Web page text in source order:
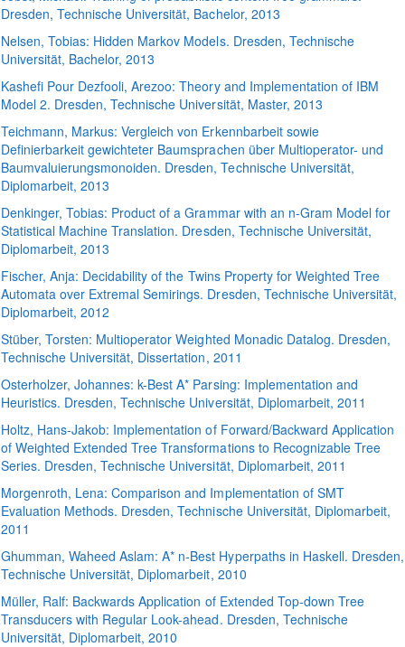
Dresden, Technische Universität, Bachelor, 2013
Nelsen, Tobias: Hidden Markov Models. Dresden, Technische
Universität, Bachelor, 2013
Kashefi Pour Dezfooli, Arezoo:Theory and Implementation of IBM
Model 2. Dresden, Technische Universität, Master, 2013
Teichmann, Markus:Vergleich von Erkennbarbeit sowie
Definierbarkeit gewichteter Baumsprachen über Multioperator- und
Baumvaluierungsmonoiden. Dresden, Technische Universität,
Diplomarbeit, 2013
Denkinger, Tobias: Product of a Grammar with an n-Gram Model for
Statistical Machine Translation. Dresden, Technische Universität,
Diplomarbeit, 2013
Fischer, Anja: Decidability of the Twins Property for Weighted Tree
Automata over Extremal Semirings. Dresden, Technische Universität,
Diplomarbeit, 2012
Stüber, Torsten: Multioperator Weighted Monadic Datalog. Dresden,
Technische Universität, Dissertation, 2011
Osterholzer, Johannes:k-Best A* Parsing: Implementation and
Heuristics. Dresden, Technische Universität, Diplomarbeit, 2011
Holtz, Hans-Jakob: Implementation of Forward/Backward Application
of Weighted Extended Tree Transformations to Recognizable Tree
Series. Dresden, Technische Universität, Diplomarbeit, 2011
Morgenroth, Lena:Comparison and Implementation of SMT
Evaluation Methods. Dresden, Technische Universität, Diplomarbeit,
2011
Ghumman, Waheed Aslam:A* n-Best Hyperpaths in Haskell. Dresden,
Technische Universität, Diplomarbeit, 2010
Müller, Ralf: Backwards Application of Extended Top-down Tree
Transducers with Regular Look-ahead. Dresden, Technische
Universität, Diplomarbeit, 2010